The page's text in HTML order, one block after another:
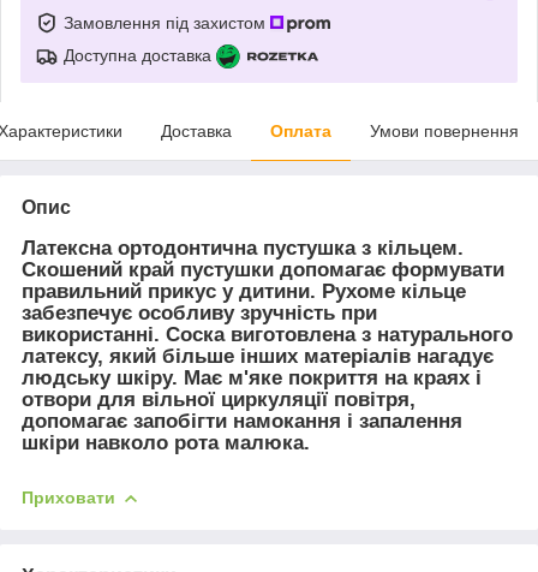
Замовлення під захистом
Доступна доставка
Доставка Оплата Умови повернення
Опис
Латексна ортодонтична пустушка з кільцем.
Скошений край пустушки допомагає формувати
правильний прикус у дитини. Рухоме кільце
забезпечує особливу зручність при
використанні. Соска виготовлена з натурального
латексу, який більше інших матеріалів нагадує
людську шкіру. Має м'яке покриття на краях і
отвори для вільної циркуляції повітря,
допомагає запобігти намокання і запалення
шкіри навколо рота малюка.
Приховати